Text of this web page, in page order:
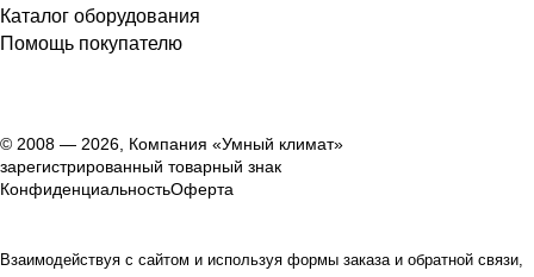
Каталог оборудования
Помощь покупателю
© 2008 — 2026, Компания «Умный климат»
зарегистрированный товарный знак
КонфиденциальностьОферта
Взаимодействуя с сайтом и используя формы заказа и обратной связи,